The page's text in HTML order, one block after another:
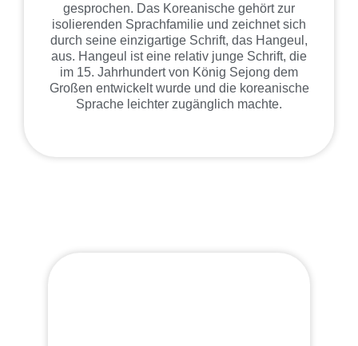
gesprochen. Das Koreanische gehört zur
isolierenden Sprachfamilie und zeichnet sich
durch seine einzigartige Schrift, das Hangeul,
aus. Hangeul ist eine relativ junge Schrift, die
im 15. Jahrhundert von König Sejong dem
Großen entwickelt wurde und die koreanische
Sprache leichter zugänglich machte.